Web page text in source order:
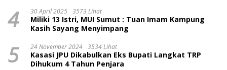
4 30 April 2025 3573 Lihat
Miliki 13 Istri, MUI Sumut : Tuan Imam Kampung
Kasih Sayang Menyimpang
5 24 November 2024 3534 Lihat
Kasasi JPU Dikabulkan Eks Bupati Langkat TRP
Dihukum 4 Tahun Penjara